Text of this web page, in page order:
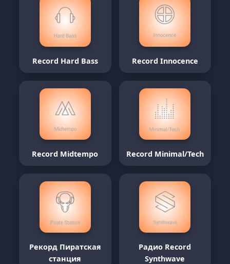
Record Hard Bass Record Innocence
Record Midtempo Record Minimal/Tech
Рекорд Пиратская
станция
Радио Record
Synthwave